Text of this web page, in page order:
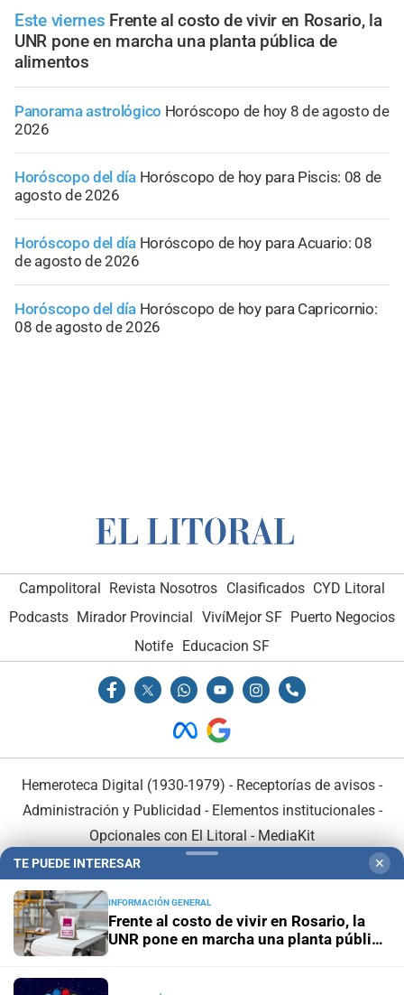
Este viernes Frente al costo de vivir en Rosario, la
UNR pone en marcha una planta pública de
alimentos
Panorama astrológico Horóscopo de hoy 8 de agosto de
2026
Horóscopo del día Horóscopo de hoy para Piscis: 08 de
agosto de 2026
Horóscopo del día Horóscopo de hoy para Acuario: 08
de agosto de 2026
Horóscopo del día Horóscopo de hoy para Capricornio:
08 de agosto de 2026
Campolitoral Revista Nosotros Clasificados CYD Litoral
Podcasts Mirador Provincial VivíMejor SF Puerto Negocios
Notife Educacion SF
Hemeroteca Digital (1930-1979) - Receptorías de avisos -
Administración y Publicidad - Elementos institucionales-
Opcionales con El Litoral - MediaKit
TE PUEDE INTERESAR ✕
INFORMACIÓN GENERAL
Frente al costo de vivir en Rosario, la
UNR pone en marcha una planta pública